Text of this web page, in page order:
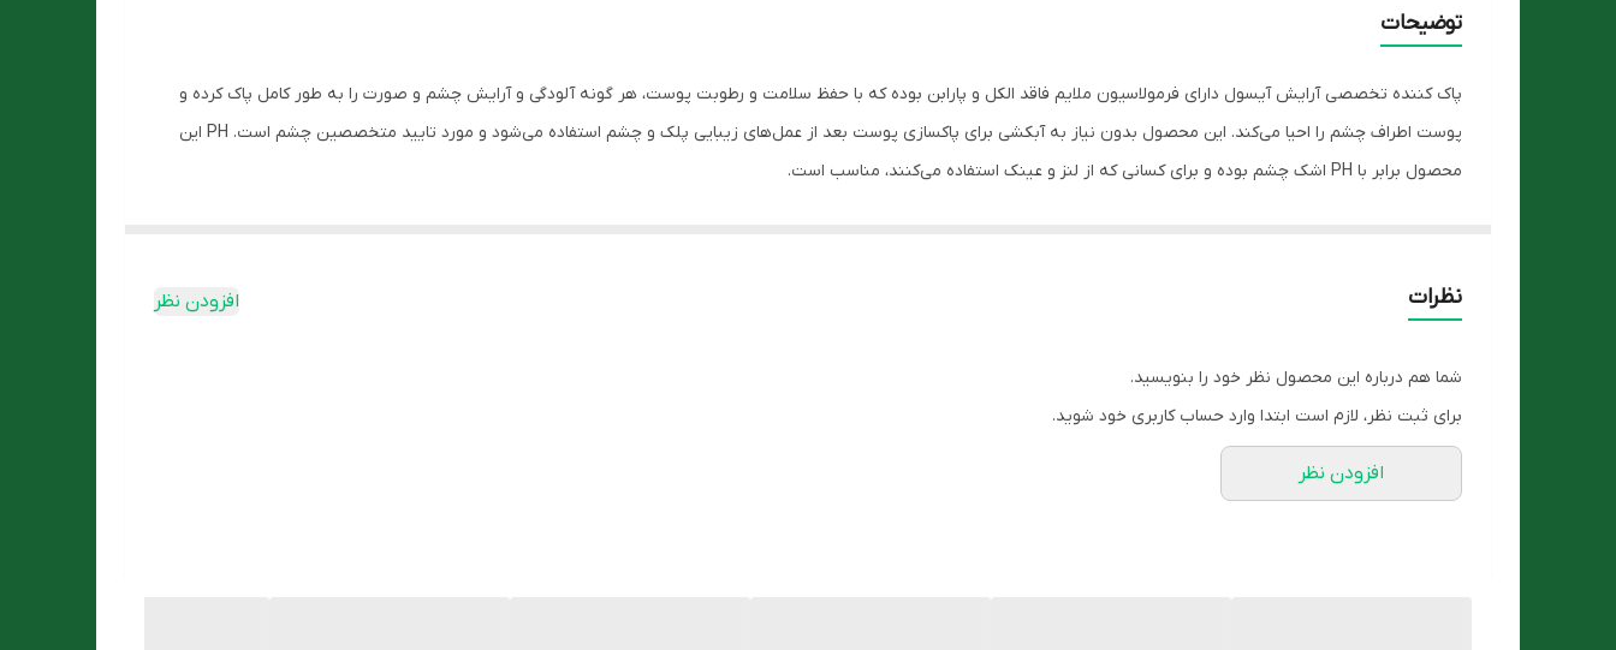
توضیحات
پاک کننده تخصصی آرایش آیسول دارای فرمولاسیون ملایم فاقد الکل و پارابن بوده که با حفظ سلامت و رطوبت پوست، هر گونه آلودگی و آرایش چشم و صورت را به طور کامل پاک کرده و
پوست اطراف چشم را احیا می‌کند. این محصول بدون نیاز به آبکشی برای پاکسازی پوست بعد از عمل‌های زیبایی پلک و چشم استفاده می‌شود و مورد تایید متخصصین چشم است. PH این
محصول برابر با PH اشک چشم بوده و برای کسانی که از لنز و عینک استفاده می‌کنند، مناسب است.
پاک کننده انواع آرایش و آلودگی پوست اطراف چشم
شاداب کننده و احیا کننده پوست اطراف چشم
مناسب استفاده کنندگان لنز و عینک
نظرات افزودن نظر
شما هم درباره این محصول نظر خود را بنویسید.
برای ثبت نظر، لازم است ابتدا وارد حساب کاربری خود شوید.
افزودن نظر